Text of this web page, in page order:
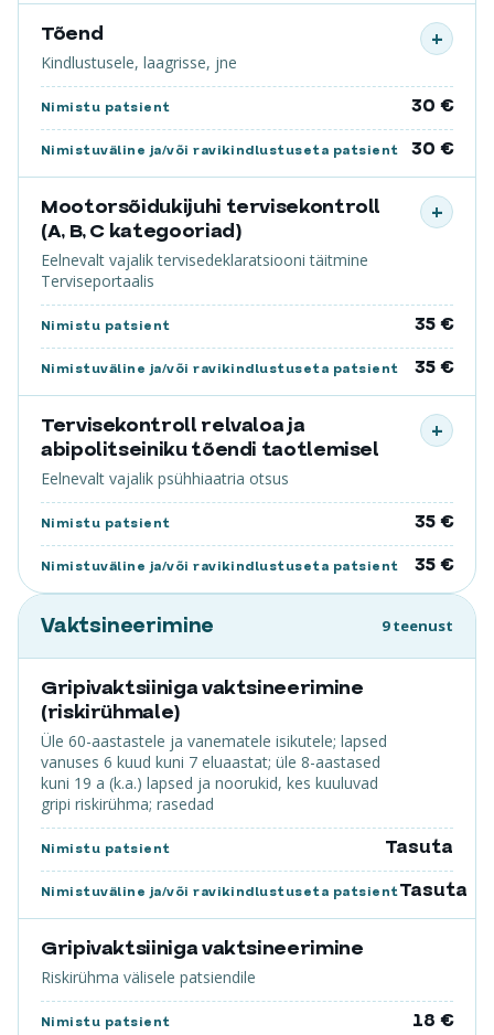
Tõend
Kindlustusele, laagrisse, jne
Nimistu patsient 30 €
Nimistuväline ja/või ravikindlustuseta patsient 30 €
+
Mootorsõidukijuhi tervisekontroll
(A, B, C kategooriad)
Eelnevalt vajalik tervisedeklaratsiooni täitmine
Terviseportaalis
Nimistu patsient 35 €
Nimistuväline ja/või ravikindlustuseta patsient 35 €
+
Tervisekontroll relvaloa ja
abipolitseiniku tõendi taotlemisel
Eelnevalt vajalik psühhiaatria otsus
Nimistu patsient 35 €
Nimistuväline ja/või ravikindlustuseta patsient 35 €
+
Vaktsineerimine 9 teenust
Gripivaktsiiniga vaktsineerimine
(riskirühmale)
Üle 60-aastastele ja vanematele isikutele; lapsed
vanuses 6 kuud kuni 7 eluaastat; üle 8-aastased
kuni 19 a (k.a.) lapsed ja noorukid, kes kuuluvad
gripi riskirühma; rasedad
Nimistu patsient Tasuta
Nimistuväline ja/või ravikindlustuseta patsientTasuta
Gripivaktsiiniga vaktsineerimine
Riskirühma välisele patsiendile
Nimistu patsient 18 €